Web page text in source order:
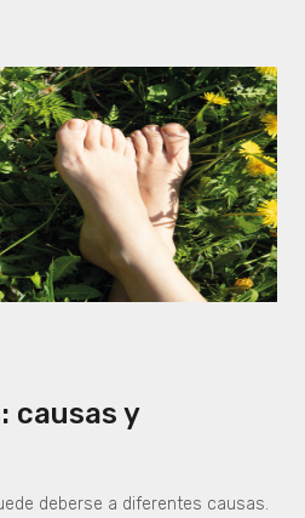
causas y
deberse a diferentes causas.